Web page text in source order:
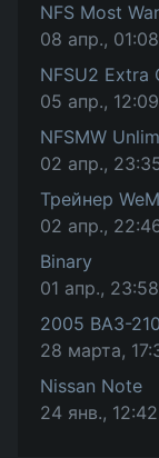
NFS Most
08 апр., 01:08
NFSU2 Extra
05 апр., 12:09
NFSMW
02 апр.,
Трейнер
02 апр.,
Binary
01 апр., 23:58
2005 ВАЗ-
28 марта,
Nissan Note
24 янв., 12:42